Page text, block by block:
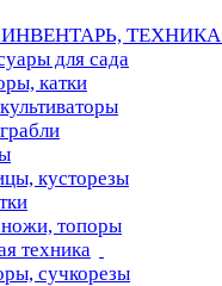
ТЕХНИКА
для сада
катки
кусторезы
топоры
техника
сучкорезы